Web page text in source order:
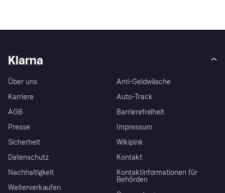
Klarna
Über uns
Karriere
AGB
Presse
Sicherheit
Datenschutz
Nachhaltigkeit
Weiterverkaufen
Anti-Geldwäsche
Auto-Track
Barrierefreiheit
Impressum
Wikipink
Kontakt
Kontaktinformationen für
Behörden